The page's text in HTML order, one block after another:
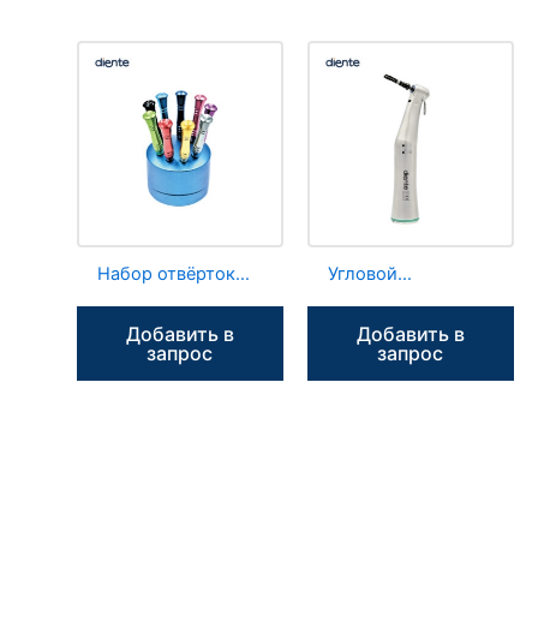
Набор отвёрток
имплантатов NC4
(9 в 1)Добавить в
запрос
Угловой
имплантатов ZC3
20:1 с
оптоволоконным
Добавить в
запрос